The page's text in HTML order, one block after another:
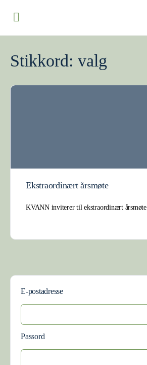
Stikkord: valg
Ekstraordinært årsmøte
KVANN inviterer til ekstraordinært årsmøte
E-postadresse
Passord